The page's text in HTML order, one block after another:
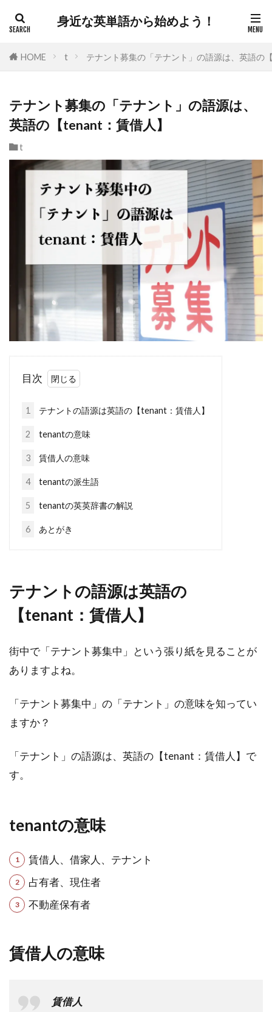
身近な英単語から始めよう！
HOME t テナント募集の「テナント」の語源は、英語の
テナント募集の「テナント」の語源は、
英語の【tenant：賃借人】
t
目次
1 テナントの語源は英語の【tenant：賃借人】
2 tenantの意味
3 賃借人の意味
4 tenantの派生語
5 tenantの英英辞書の解説
6 あとがき
テナントの語源は英語の
【tenant：賃借人】
街中で「テナント募集中」という張り紙を見ることが
ありますよね。
「テナント募集中」の「テナント」の意味を知ってい
ますか？
「テナント」の語源は、英語の【tenant：賃借人】で
す。
tenantの意味
賃借人、借家人、テナント
占有者、現住者
不動産保有者
賃借人の意味
賃借人